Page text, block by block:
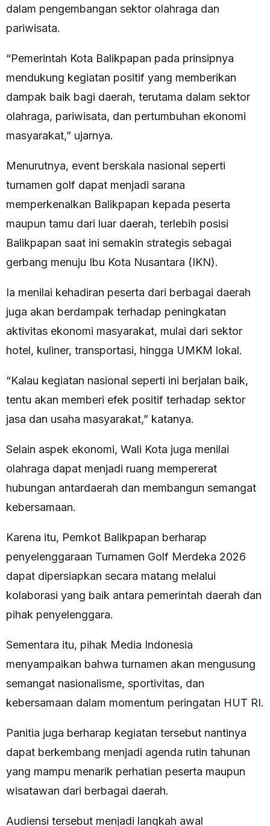
dalam pengembangan sektor olahraga dan
pariwisata.
“Pemerintah Kota Balikpapan pada prinsipnya
mendukung kegiatan positif yang memberikan
dampak baik bagi daerah, terutama dalam sektor
olahraga, pariwisata, dan pertumbuhan ekonomi
masyarakat,” ujarnya.
Menurutnya, event berskala nasional seperti
turnamen golf dapat menjadi sarana
memperkenalkan Balikpapan kepada peserta
maupun tamu dari luar daerah, terlebih posisi
Balikpapan saat ini semakin strategis sebagai
gerbang menuju Ibu Kota Nusantara (IKN).
Ia menilai kehadiran peserta dari berbagai daerah
juga akan berdampak terhadap peningkatan
aktivitas ekonomi masyarakat, mulai dari sektor
hotel, kuliner, transportasi, hingga UMKM lokal.
“Kalau kegiatan nasional seperti ini berjalan baik,
tentu akan memberi efek positif terhadap sektor
jasa dan usaha masyarakat,” katanya.
Selain aspek ekonomi, Wali Kota juga menilai
olahraga dapat menjadi ruang mempererat
hubungan antardaerah dan membangun semangat
kebersamaan.
Karena itu, Pemkot Balikpapan berharap
penyelenggaraan Turnamen Golf Merdeka 2026
dapat dipersiapkan secara matang melalui
kolaborasi yang baik antara pemerintah daerah dan
pihak penyelenggara.
Sementara itu, pihak Media Indonesia
menyampaikan bahwa turnamen akan mengusung
semangat nasionalisme, sportivitas, dan
kebersamaan dalam momentum peringatan HUT RI.
Panitia juga berharap kegiatan tersebut nantinya
dapat berkembang menjadi agenda rutin tahunan
yang mampu menarik perhatian peserta maupun
wisatawan dari berbagai daerah.
Audiensi tersebut menjadi langkah awal